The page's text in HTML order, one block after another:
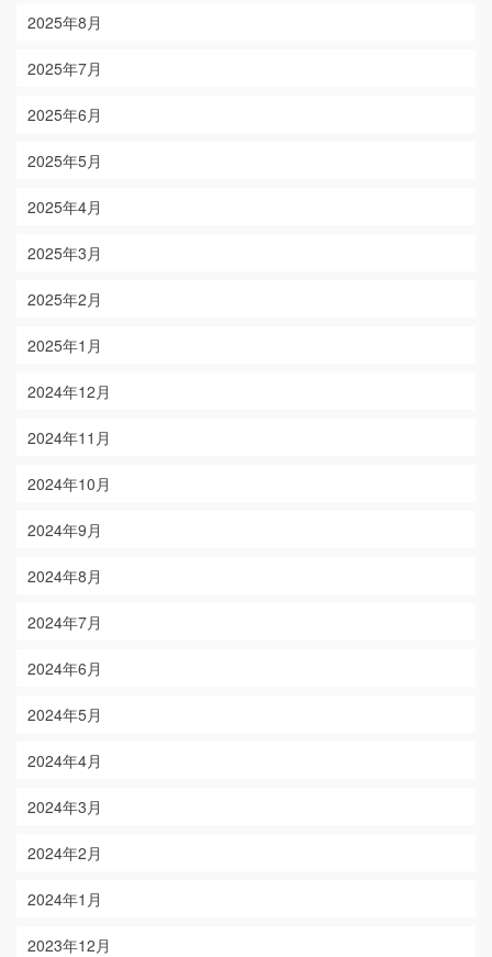
2025年8月
2025年7月
2025年6月
2025年5月
2025年4月
2025年3月
2025年2月
2025年1月
2024年12月
2024年11月
2024年10月
2024年9月
2024年8月
2024年7月
2024年6月
2024年5月
2024年4月
2024年3月
2024年2月
2024年1月
2023年12月